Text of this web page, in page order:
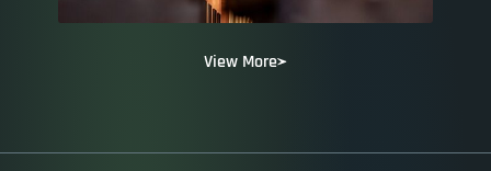
View More